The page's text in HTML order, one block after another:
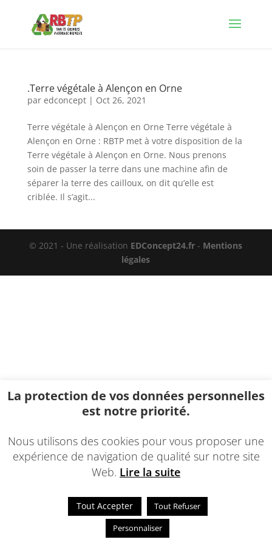
.Terre végétale à Alençon en Orne
par edconcept| Oct 26, 2021
Terre végétale à Alençon en Orne Terre végétale à
Alençon en Orne : RBTP met à votre disposition de la
Terre végétale à Alençon en Orne. Nous prenons
soin de passer la terre dans une machine afin de
séparer la terre des cailloux, on dit qu’elle est
criblée. Il s’agit...
© 2021 - Une réalisation EDConcept24.fr- Mentions
légales
La protection de vos données personnelles
est notre priorité.
Nous utilisons des cookies pour vous proposer une
expérience de navigation de qualité sur notre site
Web. Lire la suite
Tout Accepter
Tout Refuser
Personnaliser